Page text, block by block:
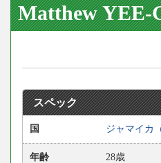
Matthew YEE-
スペック
国 ジャマイカ（
年齢 28歳